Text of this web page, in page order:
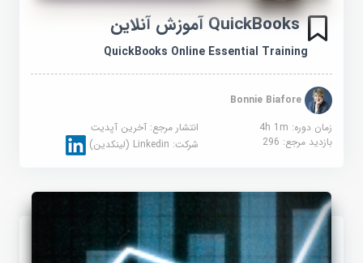
QuickBooks آموزش آنلاین
QuickBooks Online Essential Training
Bonnie Biafore
زمان دوره: 4h 1m
انتشار مرجع:آخرین آپدیت
بازدید مرجع:296 شرکت:Linkedin (لینکدین)